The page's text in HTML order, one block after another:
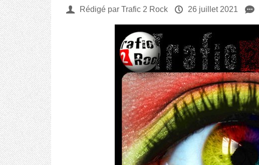
U Rédigé par Trafic 2 Rock P 26 juillet 2021 e